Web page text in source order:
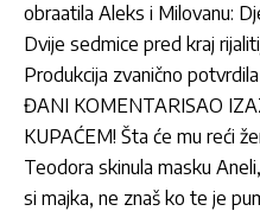
obraatila Aleks i Milovanu:
Dvije sedmice pred kraj
Produkcija zvanično potvrdila
ĐANI KOMENTARISAO
KUPAĆEM! Šta će mu reći
Teodora skinula masku
si majka, ne znaš ko te je